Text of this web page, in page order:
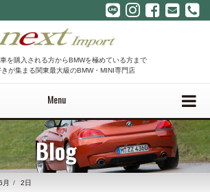
を購入される方からBMWを極めている方まで
きが集まる関東最大級のBMW・MINI専門店
Menu
Blog
月 2日